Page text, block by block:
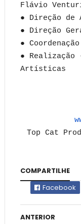
Flávio
● Direção de
● Direção
●
● Realização
Artísticas
Top Cat
COMPARTILHE
Facebook
ANTERIOR